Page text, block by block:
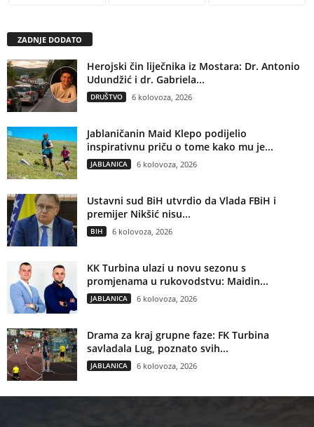
ZADNJE DODATO
Herojski čin liječnika iz Mostara: Dr. Antonio
Udundžić i dr. Gabriela...
DRUŠTVO 6 kolovoza, 2026
Jablaničanin Maid Klepo podijelio
inspirativnu priču o tome kako mu je...
JABLANICA 6 kolovoza, 2026
Ustavni sud BiH utvrdio da Vlada FBiH i
premijer Nikšić nisu...
BIH 6 kolovoza, 2026
KK Turbina ulazi u novu sezonu s
promjenama u rukovodstvu: Maidin...
JABLANICA 6 kolovoza, 2026
Drama za kraj grupne faze: FK Turbina
savladala Lug, poznato svih...
JABLANICA 6 kolovoza, 2026